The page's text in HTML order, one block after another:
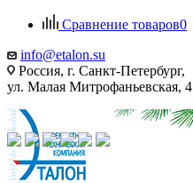
Сравнение товаров0
info@etalon.su
Россия, г. Санкт-Петербург,
ул. Малая Митрофаньевская, 4